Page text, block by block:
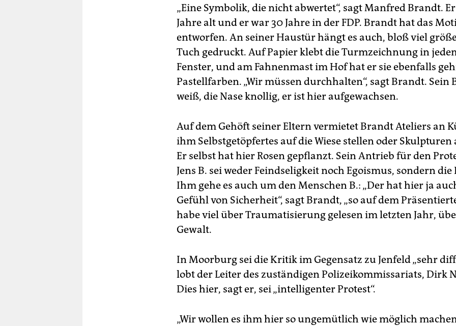
Privatwohnungen, ihre Bewachung durch Polizeibeamte wird
eingestellt. Der Dritte der Jenfelder Sicherungsverwahrten, Jens
B., zieht nach Moorburg.
Mai 2013
: Hamburg beschließt eine Neuregelung der
Sicherungsverwahrung. 20 Sicherungsverwahrte wollen
auf ihre Freilassung klagen
„Eine Symbolik, die nicht abwertet“, sagt Manfred Brandt.
Jahre alt und er war 30 Jahre in der FDP. Brandt hat das
entworfen. An seiner Haustür hängt es auch, bloß viel
Tuch gedruckt. Auf Papier klebt die Turmzeichnung in
Fenster, und am Fahnenmast im Hof hat er sie ebenfalls
Pastellfarben. „Wir müssen durchhalten“, sagt Brandt. Sein
weiß, die Nase knollig, er ist hier aufgewachsen.
Auf dem Gehöft seiner Eltern vermietet Brandt Ateliers an
ihm Selbstgetöpfertes auf die Wiese stellen oder Skulpturen
Er selbst hat hier Rosen gepflanzt. Sein Antrieb für den
Jens B. sei weder Feindseligkeit noch Egoismus, sondern die
Ihm gehe es auch um den Menschen B.: „Der hat hier ja
Gefühl von Sicherheit“, sagt Brandt, „so auf dem
habe viel über Traumatisierung gelesen im letzten Jahr,
Gewalt.
In Moorburg sei die Kritik im Gegensatz zu Jenfeld „sehr
lobt der Leiter des zuständigen Polizeikommissariats, Dirk
Dies hier, sagt er, sei „intelligenter Protest“.
„Wir wollen es ihm hier so ungemütlich wie möglich